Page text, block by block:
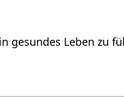
gesundes Leben zu